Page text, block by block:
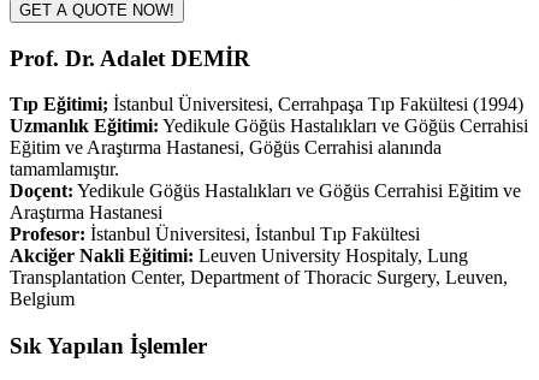
GET A QUOTE NOW!
Prof. Dr. Adalet DEMİR
Tıp Eğitimi; İstanbul Üniversitesi, Cerrahpaşa Tıp Fakültesi (1994)
Uzmanlık Eğitimi: Yedikule Göğüs Hastalıkları ve Göğüs Cerrahisi
Eğitim ve Araştırma Hastanesi, Göğüs Cerrahisi alanında
tamamlamıştır.
Doçent: Yedikule Göğüs Hastalıkları ve Göğüs Cerrahisi Eğitim ve
Araştırma Hastanesi
Profesor: İstanbul Üniversitesi, İstanbul Tıp Fakültesi
Akciğer Nakli Eğitimi: Leuven University Hospitaly, Lung
Transplantation Center, Department of Thoracic Surgery, Leuven,
Belgium
Sık Yapılan İşlemler